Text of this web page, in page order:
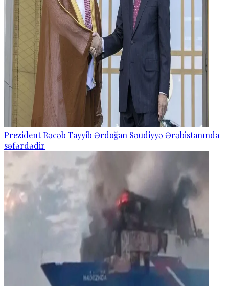
Prezident Rəcəb Tayyib Ərdoğan Səudiyyə Ərəbistanında
səfərdədir